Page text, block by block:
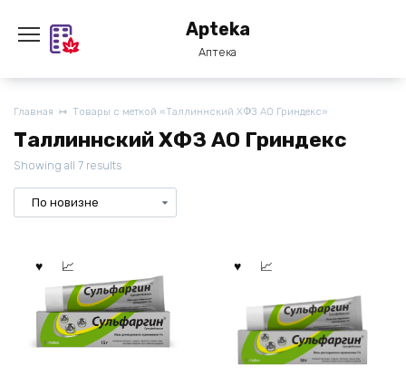
содержанию
Apteka
Аптека
Главная Товары с меткой «Таллиннский ХФЗ АО Гриндекс»
Таллиннский ХФЗ АО Гриндекс
Showing all 7 results